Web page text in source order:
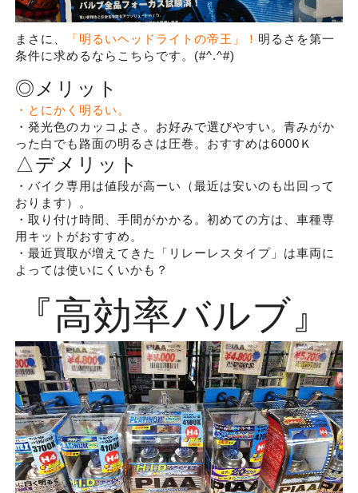
まさに、 「明るいヘッドライトの帝王」！ 明るさを第一
条件に求めるならこちらです。(#^.^#)
◎メリット
・とにかく明るい。
・発光色のカッコよさ。お好みで選びやすい。青みがか
った白でも路面の明るさは圧巻。おすすめは6000Ｋ
△デメリット
・バイク専用は値段が高ーい（最近は安いのも出回って
おります）。
・取り付け時間、手間がかかる。初めての方は、車種専
用キットがおすすめ。
・最近買取が増えてきた「リレーレスタイプ」は車両に
よっては使いにくいかも？
『高効率バルブ』